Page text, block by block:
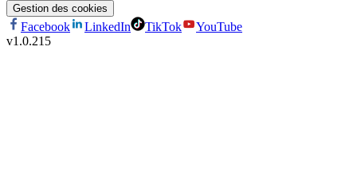
Gestion des cookies
Facebook LinkedIn TikTok
YouTube
v1.0.215